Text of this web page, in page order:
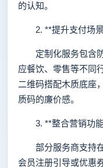
的认知。
2. **提升支付场景
定制化服务包含防
应餐饮、零售等不同
二维码搭配木质底座
质码的廉价感。
3. **整合营销功
部分服务商支持在
会员注册引导或优惠